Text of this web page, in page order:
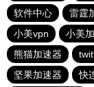
软件中心
雷霆
小美vpn
小美
熊猫加速器
坚果加速器
快